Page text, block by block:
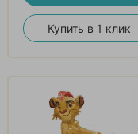
Купить в 1 клик